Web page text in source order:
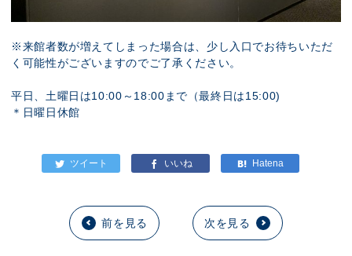
※来館者数が増えてしまった場合は、少し入口でお待ちいただ
く可能性がございますのでご了承ください。
平日、土曜日は10:00～18:00まで（最終日は15:00)
＊日曜日休館
前を見る 次を見る